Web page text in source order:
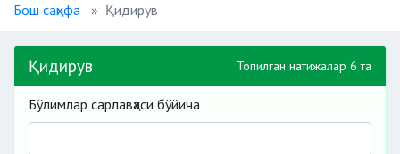
Бош саҳифа Қидирув
Қидирув Топилган натижалар 6 та
Бўлимлар сарлавҳаси бўйича